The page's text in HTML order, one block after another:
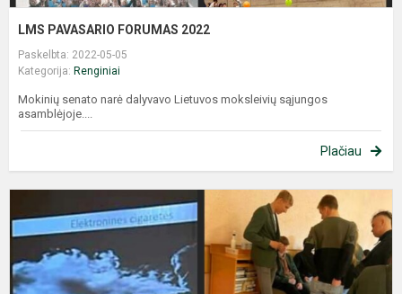
LMS PAVASARIO FORUMAS 2022
Paskelbta: 2022-05-05
Kategorija: Renginiai
Mokinių senato narė dalyvavo Lietuvos moksleivių sąjungos
asamblėjoje....
Plačiau